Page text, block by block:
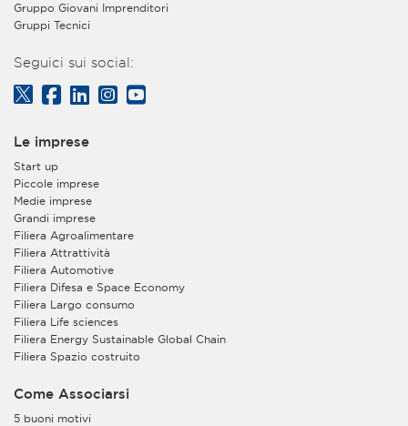
Gruppo Giovani Imprenditori
Gruppi Tecnici
Seguici sui social:
Le imprese
Start up
Piccole imprese
Medie imprese
Grandi imprese
Filiera Agroalimentare
Filiera Attrattività
Filiera Automotive
Filiera Difesa e Space Economy
Filiera Largo consumo
Filiera Life sciences
Filiera Energy Sustainable Global Chain
Filiera Spazio costruito
Come Associarsi
5 buoni motivi